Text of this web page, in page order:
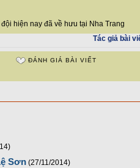
hiện nay đã về hưu tại Nha Trang
Tác giả bài
ĐÁNH GIÁ BÀI VIẾT
Sơn (27/11/2014)